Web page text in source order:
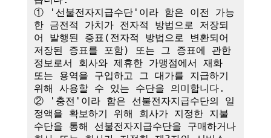
① '선불전자지급수단'이라 함은 이전 가능
한 금전적 가치가 전자적 방법으로 저장되
어 발행된 증표(전자적 방법으로 변환되어
저장된 증표를 포함) 또는 그 증표에 관한
정보로서 회사와 제휴한 가맹점에서 재화
또는 용역을 구입하고 그 대가를 지급하기
위해 사용할 수 있는 수단을 의미합니다.
② '충전'이라 함은 선불전자지급수단의 일
정액을 확보하기 위해 회사가 지정한 지불
수단을 통해 선불전자지급수단을 구매하거나